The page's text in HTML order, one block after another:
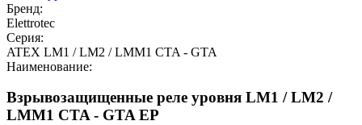
Бренд:
Elettrotec
Серия:
ATEX LM1 / LM2 / LMM1 CTA - GTA
Наименование:
Взрывозащищенные реле уровня LM1 / LM2 /
LMM1 CTA - GTA EP